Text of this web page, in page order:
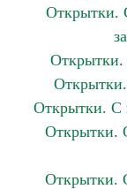
Открытки.
Открытки. С
Открытки.
Открытки.